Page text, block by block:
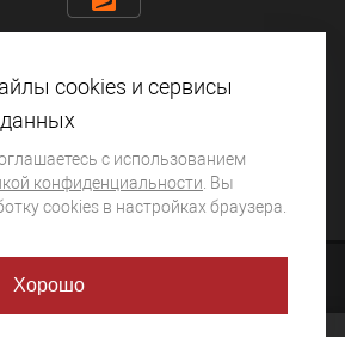
cookies и сервисы
с использованием
конфиденциальности . Вы
сookies в настройках браузера.
Хорошо